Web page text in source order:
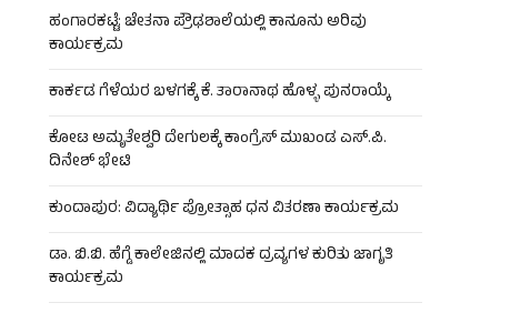
ಹಂಗಾರಕಟ್ಟೆ: ಚೇತನಾ ಪ್ರೌಢಶಾಲೆಯಲ್ಲಿ ಕಾನೂನು ಅರಿವು
ಕಾರ್ಯಕ್ರಮ
ಕಾರ್ಕಡ ಗೆಳೆಯರ ಬಳಗಕ್ಕೆ ಕೆ. ತಾರಾನಾಥ ಹೊಳ್ಳ ಪುನರಾಯ್ಕೆ
ಕೋಟ ಅಮೃತೇಶ್ವರಿ ದೇಗುಲಕ್ಕೆ ಕಾಂಗ್ರೆಸ್ ಮುಖಂಡ ಎಸ್.ಪಿ.
ದಿನೇಶ್ ಭೇಟಿ
ಕುಂದಾಪುರ: ವಿದ್ಯಾರ್ಥಿ ಪ್ರೋತ್ಸಾಹ ಧನ ವಿತರಣಾ ಕಾರ್ಯಕ್ರಮ
ಡಾ. ಬಿ.ಬಿ. ಹೆಗ್ಡೆ ಕಾಲೇಜಿನಲ್ಲಿ ಮಾದಕ ದ್ರವ್ಯಗಳ ಕುರಿತು ಜಾಗೃತಿ
ಕಾರ್ಯಕ್ರಮ